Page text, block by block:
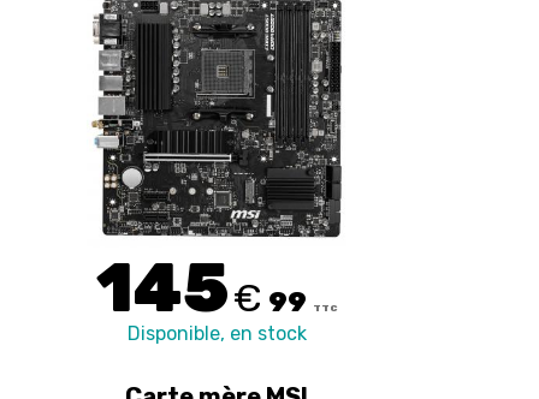
145€ 99 TTC
Disponible, en stock